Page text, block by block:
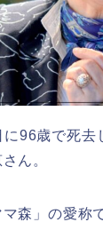
96歳で死去
ん。
森」の愛称